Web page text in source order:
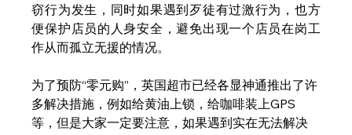
窃行为发生，同时如果遇到歹徒有过激行为，也方
便保护店员的人身安全，避免出现一个店员在岗工
作从而孤立无援的情况。
为了预防“零元购”，英国超市已经各显神通推出了许
多解决措施，例如给黄油上锁，给咖啡装上GPS
等，但是大家一定要注意，如果遇到实在无法解决